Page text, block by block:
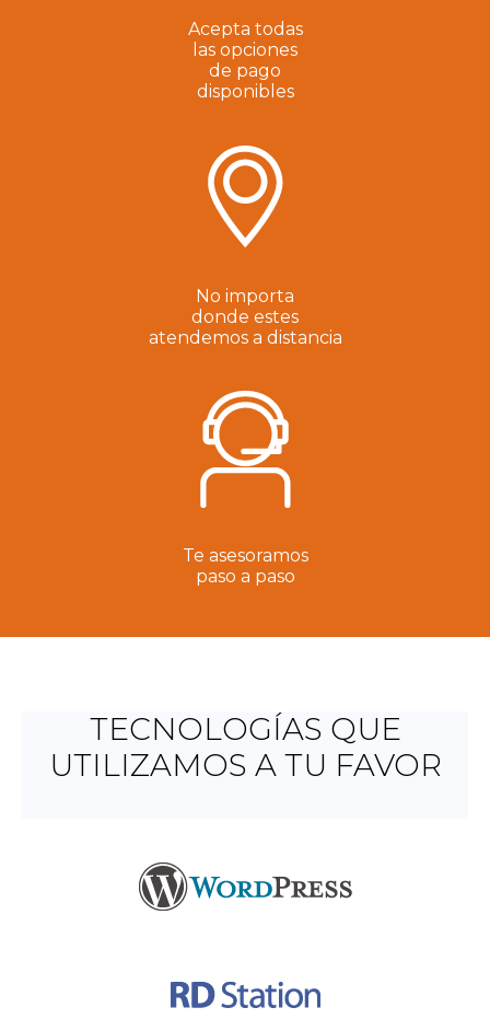
Acepta todas
las opciones
de pago
disponibles
No importa
donde estes
atendemos a distancia
Te asesoramos
paso a paso
TECNOLOGÍAS QUE
UTILIZAMOS A TU FAVOR